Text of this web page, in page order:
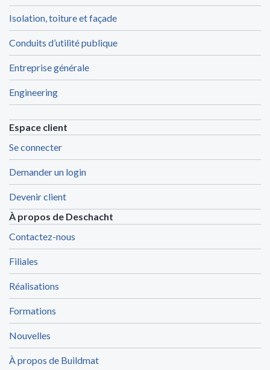
Isolation, toiture et façade
Conduits d’utilité publique
Entreprise générale
Engineering
Espace client
Se connecter
Demander un login
Devenir client
À propos de Deschacht
Contactez-nous
Filiales
Réalisations
Formations
Nouvelles
À propos de Buildmat